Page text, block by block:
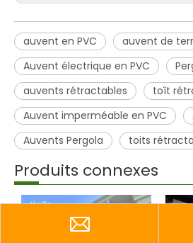
auvent en PVC
auvent de
Auvent électrique en PVC
auvents rétractables
toît
Auvent imperméable en PVC
Auvents Pergola
toits
Produits connexes